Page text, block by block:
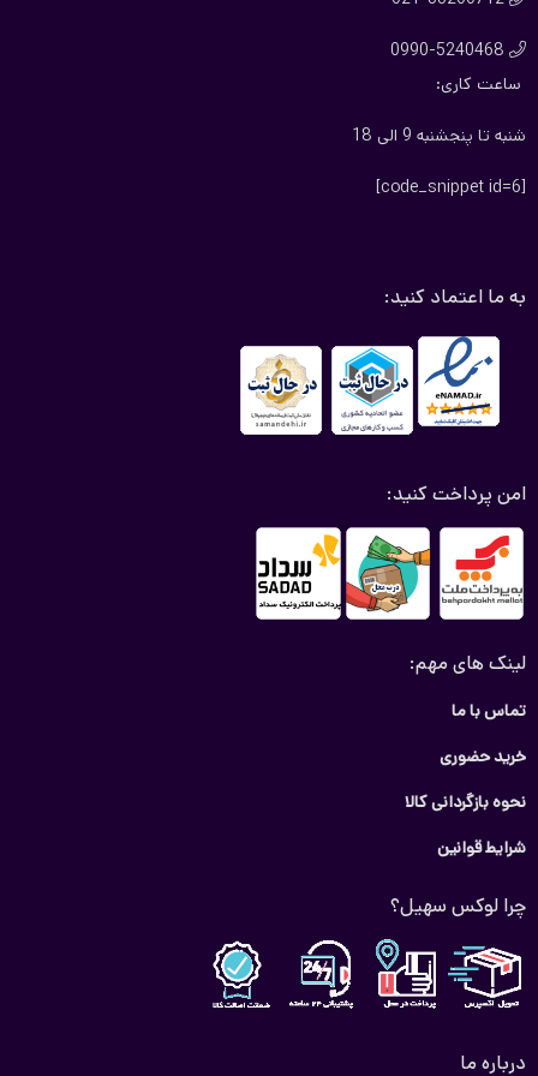

0990-5240468
ساعت کاری:
شنبه تا پنجشنبه 9 الی 18
[code_snippet id=6]
به ما اعتماد کنید:
امن پرداخت کنید:
لینک های مهم:
تماس با ما
خرید حضوری
نحوه بازگردانی کالا
شرایط قوانین
چرا لوکس سهیل؟
درباره ما